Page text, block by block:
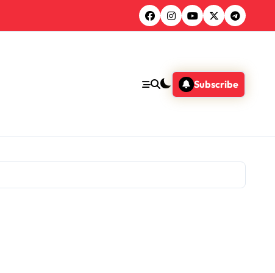
Subscribe